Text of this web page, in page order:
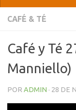
CAFÉ & TÉ
Café y Té
Manniello)
POR ADMIN · 28 DE